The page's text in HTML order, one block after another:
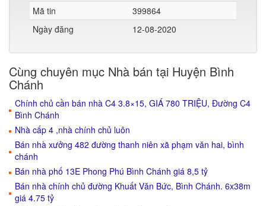
Mã tin
399864
Ngày đăng
12-08-2020
Cùng chuyên mục Nhà bán tại Huyện Bình
Chánh
Chính chủ cần bán nhà C4 3.8×15, GIÁ 780 TRIỆU, Đường C4
Bình Chánh
Nhà cấp 4 ,nhà chính chủ luôn
Bán nhà xưởng 482 đường thanh niên xã phạm văn hai, bình
chánh
Bán nhà phố 13E Phong Phú Bình Chánh giá 8,5 tỷ
Bán nhà chính chủ đường Khuất Văn Bức, Bình Chánh. 6x38m
giá 4.75 tỷ